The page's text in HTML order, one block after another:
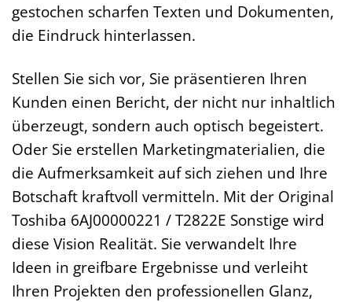
gestochen scharfen Texten und Dokumenten,
die Eindruck hinterlassen.
Stellen Sie sich vor, Sie präsentieren Ihren
Kunden einen Bericht, der nicht nur inhaltlich
überzeugt, sondern auch optisch begeistert.
Oder Sie erstellen Marketingmaterialien, die
die Aufmerksamkeit auf sich ziehen und Ihre
Botschaft kraftvoll vermitteln. Mit der Original
Toshiba 6AJ00000221 / T2822E Sonstige wird
diese Vision Realität. Sie verwandelt Ihre
Ideen in greifbare Ergebnisse und verleiht
Ihren Projekten den professionellen Glanz,